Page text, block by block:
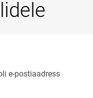
e-postiaadress